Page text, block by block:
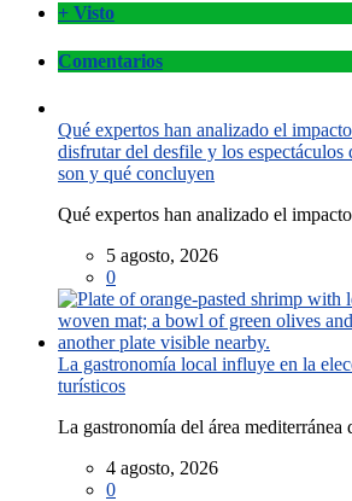
+ Visto
Comentarios
Qué expertos han analizado el
disfrutar del desfile y los espectáculos
son y qué concluyen
Qué expertos han analizado el
5 agosto, 2026
0
La gastronomía local influye en la
turísticos
La gastronomía del área mediterránea
4 agosto, 2026
0